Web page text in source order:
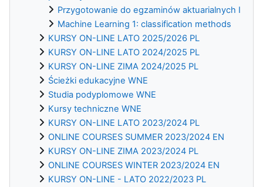
Przygotowanie do egzaminów aktuarialnych I
Machine Learning 1: classification methods
KURSY ON-LINE LATO 2025/2026 PL
KURSY ON-LINE LATO 2024/2025 PL
KURSY ON-LINE ZIMA 2024/2025 PL
Ścieżki edukacyjne WNE
Studia podyplomowe WNE
Kursy techniczne WNE
KURSY ON-LINE LATO 2023/2024 PL
ONLINE COURSES SUMMER 2023/2024 EN
KURSY ON-LINE ZIMA 2023/2024 PL
ONLINE COURSES WINTER 2023/2024 EN
KURSY ON-LINE - LATO 2022/2023 PL